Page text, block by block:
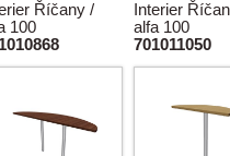
Říčany /
100
Interier
alfa 100
701011050